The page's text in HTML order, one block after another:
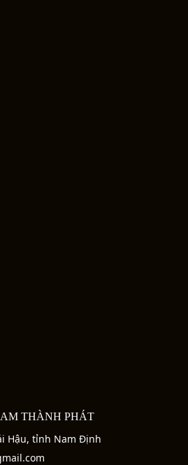
THÀNH PHÁT
Hậu, tỉnh Nam Định